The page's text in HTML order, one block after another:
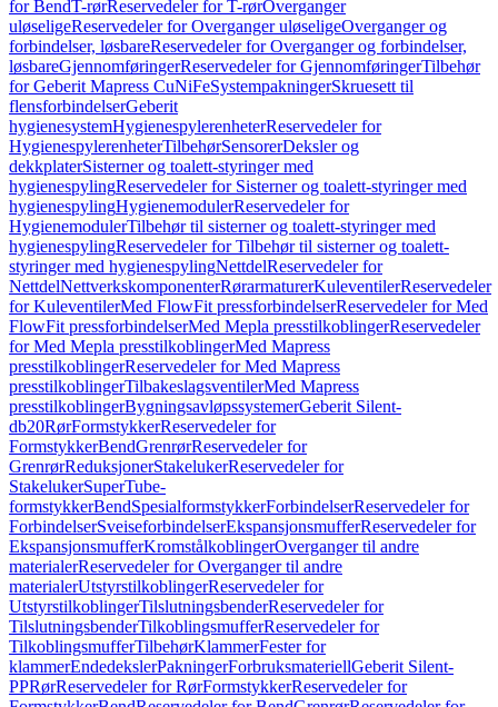
for BendT-rørReservedeler for T-rørOverganger
uløseligeReservedeler for Overganger uløseligeOverganger og
forbindelser, løsbareReservedeler for Overganger og forbindelser,
løsbareGjennomføringerReservedeler for GjennomføringerTilbehør
for Geberit Mapress CuNiFeSystempakningerSkruesett til
flensforbindelserGeberit
hygienesystemHygienespylerenheterReservedeler for
HygienespylerenheterTilbehørSensorerDeksler og
dekkplaterSisterner og toalett-styringer med
hygienespylingReservedeler for Sisterner og toalett-styringer med
hygienespylingHygienemodulerReservedeler for
HygienemodulerTilbehør til sisterner og toalett-styringer med
hygienespylingReservedeler for Tilbehør til sisterner og toalett-
styringer med hygienespylingNettdelReservedeler for
NettdelNettverkskomponenterRørarmaturerKuleventilerReservedeler
for KuleventilerMed FlowFit pressforbindelserReservedeler for Med
FlowFit pressforbindelserMed Mepla presstilkoblingerReservedeler
for Med Mepla presstilkoblingerMed Mapress
presstilkoblingerReservedeler for Med Mapress
presstilkoblingerTilbakeslagsventilerMed Mapress
presstilkoblingerBygningsavløpssystemerGeberit Silent-
db20RørFormstykkerReservedeler for
FormstykkerBendGrenrørReservedeler for
GrenrørReduksjonerStakelukerReservedeler for
StakelukerSuperTube-
formstykkerBendSpesialformstykkerForbindelserReservedeler for
ForbindelserSveiseforbindelserEkspansjonsmufferReservedeler for
EkspansjonsmufferKromstålkoblingerOverganger til andre
materialerReservedeler for Overganger til andre
materialerUtstyrstilkoblingerReservedeler for
UtstyrstilkoblingerTilslutningsbenderReservedeler for
TilslutningsbenderTilkoblingsmufferReservedeler for
TilkoblingsmufferTilbehørKlammerFester for
klammerEndedekslerPakningerForbruksmateriellGeberit Silent-
PPRørReservedeler for RørFormstykkerReservedeler for